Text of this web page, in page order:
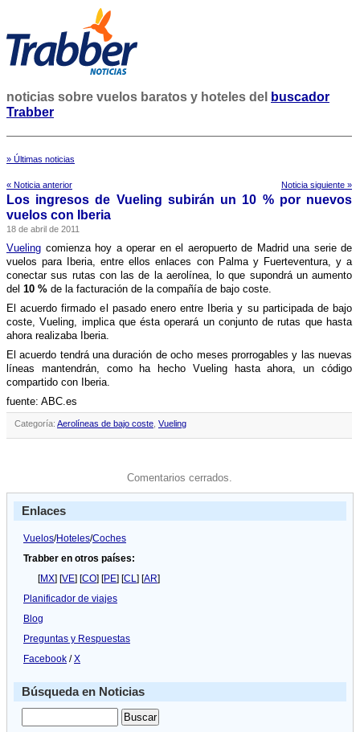
noticias sobre vuelos baratos y hoteles del
buscador
Trabber
» Últimas noticias
« Noticia anterior Noticia siguiente »
Los ingresos de Vueling subirán un 10 % por nuevos
vuelos con Iberia
18 de abril de 2011
Vueling comienza hoy a operar en el aeropuerto de Madrid una serie de
vuelos para Iberia, entre ellos enlaces con Palma y Fuerteventura, y a
conectar sus rutas con las de la aerolí­nea, lo que supondrá un aumento
del 10 % de la facturación de la compañí­a de bajo coste.
El acuerdo firmado el pasado enero entre Iberia y su participada de bajo
coste, Vueling, implica que ésta operará un conjunto de rutas que hasta
ahora realizaba Iberia.
El acuerdo tendrá una duración de ocho meses prorrogables y las nuevas
lí­neas mantendrán, como ha hecho Vueling hasta ahora, un código
compartido con Iberia.
fuente: ABC.es
Categoría: Aerolíneas de bajo coste Vueling
Comentarios cerrados.
Enlaces
Vuelos/Hoteles/Coches
Trabber en otros países:
[MX] [VE] [CO] [PE] [CL] [AR]
Planificador de viajes
Blog
Preguntas y Respuestas
Facebook /X
Búsqueda en Noticias